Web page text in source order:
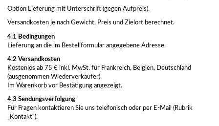
Option Lieferung mit Unterschrift (gegen Aufpreis).
Versandkosten je nach Gewicht, Preis und Zielort berechnet.
4.1 Bedingungen
Lieferung an die im Bestellformular angegebene Adresse.
4.2 Versandkosten
Kostenlos ab 75 € inkl. MwSt. für Frankreich, Belgien, Deutschland
(ausgenommen Wiederverkäufer).
Im Warenkorb vor Bestätigung angezeigt.
4.3 Sendungsverfolgung
Für Fragen kontaktieren Sie uns telefonisch oder per E-Mail (Rubrik
„Kontakt“).